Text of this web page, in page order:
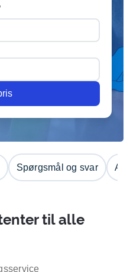
Spørgsmål og svar
til alle